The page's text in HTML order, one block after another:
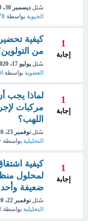
سُئل ديسمبر 30، 2020
الحيوية بواسطة
1
إجابة
كيفية
من
سُئل يوليو 17، 2020
العضوية بواسطة
1
إجابة
لماذا يجب
مركبات
اللهب؟
سُئل نوفمبر 23، 2020
التحليلية بواسطة
1
إجابة
لمحلول
ضعيفة وأحد
سُئل نوفمبر 22، 2020
التحليلية بواسطة